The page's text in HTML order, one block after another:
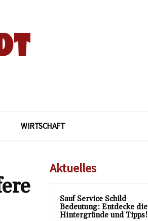
WIRTSCHAFT
Aktuelles
Sauf Service Schild
Bedeutung: Entdecke die
Hintergründe und Tipps!